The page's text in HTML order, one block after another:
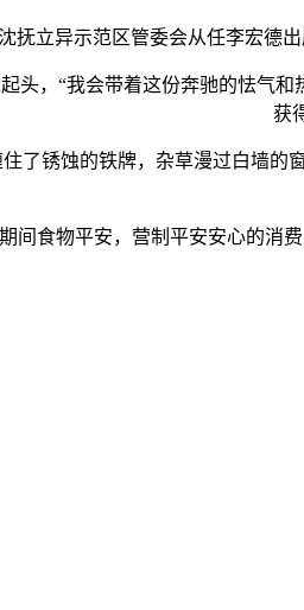
立异示范区管委会从任李宏德出
，“我会带着这份奔驰的怯气和
获
锈蚀的铁牌，杂草漫过白墙的
食物平安，营制平安安心的消费